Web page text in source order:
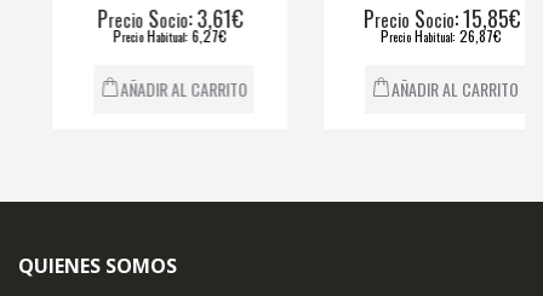
recioSocio: 3,61€
recioHabitual: 6,27€
AÑADIR AL CARRITO
recioSocio: 15,85€
recioHabitual: 26,87€
AÑADIR AL CARRITO
QUIENES SOMOS